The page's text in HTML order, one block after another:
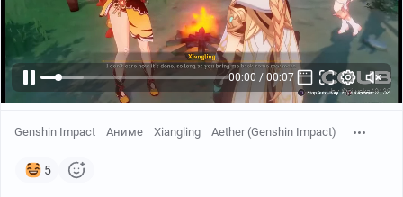
00:01 / 00:07
Genshin Impact Аниме Xiangling Aether (Genshin Impact)
5